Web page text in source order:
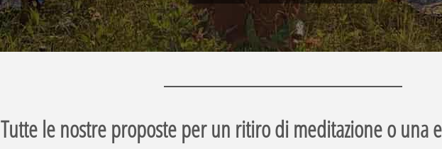
ENTRA PRENOTA SUBITO
Tutte le nostre proposte per un ritiro di meditazione o una